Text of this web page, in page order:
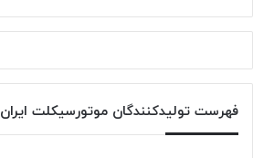
فهرست تولیدکنندگان موتورسیکلت ایران